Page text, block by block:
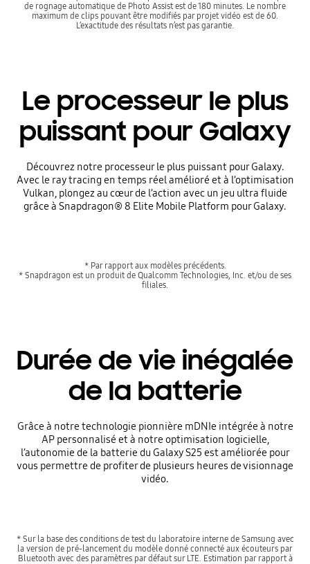
de rognage automatique de Photo Assist est de 180 minutes. Le nombre
maximum de clips pouvant être modifiés par projet vidéo est de 60.
L’exactitude des résultats n’est pas garantie.
Le processeur le plus
puissant pour Galaxy
Découvrez notre processeur le plus puissant pour Galaxy.
Avec le ray tracing en temps réel amélioré et à l’optimisation
Vulkan, plongez au cœur de l’action avec un jeu ultra fluide
grâce à Snapdragon® 8 Elite Mobile Platform pour Galaxy.
* Par rapport aux modèles précédents.
* Snapdragon est un produit de Qualcomm Technologies, Inc. et/ou de ses
filiales.
Durée de vie inégalée
de la batterie
Grâce à notre technologie pionnière mDNIe intégrée à notre
AP personnalisé et à notre optimisation logicielle,
l’autonomie de la batterie du Galaxy S25 est améliorée pour
vous permettre de profiter de plusieurs heures de visionnage
vidéo.
* Sur la base des conditions de test du laboratoire interne de Samsung avec
la version de pré-lancement du modèle donné connecté aux écouteurs par
Bluetooth avec des paramètres par défaut sur LTE. Estimation par rapport à